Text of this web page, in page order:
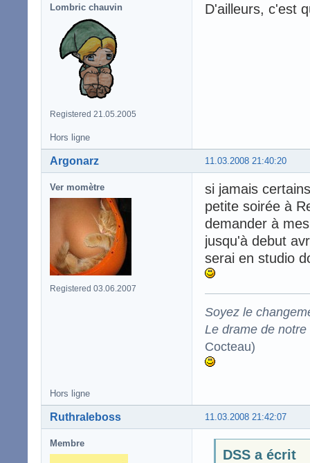
Lombric chauvin
Registered 21.05.2005
D'ailleurs, c'est
Hors ligne
11.03.2008 21:40:20
Argonarz
Ver momètre
Registered 03.06.2007
si jamais
petite soirée à
demander à
jusqu'à debut
serai en studio
Soyez le
Le drame de
Cocteau)
Hors ligne
11.03.2008 21:42:07
Ruthraleboss
Membre
DSS a écrit